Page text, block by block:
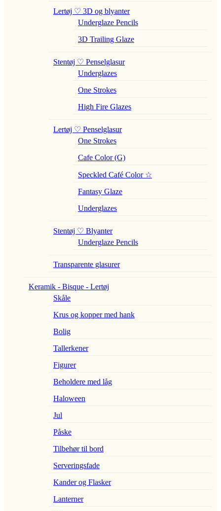
Lertøj ♡ 3D og blyanter
Underglaze Pencils
3D Trailing Glaze
Stentøj ♡ Penselglasur
Underglazes
One Strokes
High Fire Glazes
Lertøj ♡ Penselglasur
One Strokes
Cafe Color (G)
Speckled Café Color ☆
Fantasy Glaze
Underglazes
Stentøj ♡ Blyanter
Underglaze Pencils
Transparente glasurer
Keramik - Bisque - Lertøj
Skåle
Krus og kopper med hank
Bolig
Tallerkener
Figurer
Beholdere med låg
Haloween
Jul
Påske
Tilbehør til bord
Serveringsfade
Kander og Flasker
Lanterner